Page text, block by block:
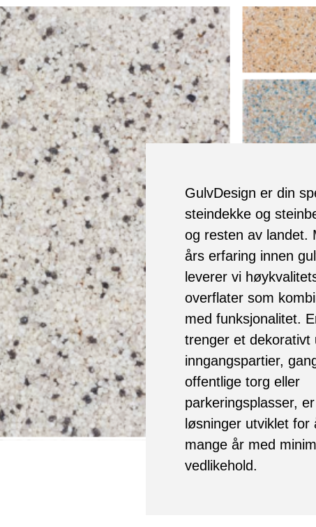
GulvDesign er din
steindekke og
og resten av landet.
års erfaring innen
leverer vi
overflater som
med funksjonalitet.
trenger et dekorativt
inngangspartier,
offentlige torg eller
parkeringsplasser,
løsninger utviklet for
mange år med
vedlikehold.